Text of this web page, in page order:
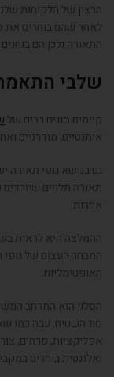
הרצון של הלקוחות
לאחר שהם בוחרים את
התאורה ולכן הם
שלבי
קיימים סוגים רבים של
אותנטיים, מודרניים
גם בנושא גופי תאורה
תאורה תלויים
אחרות.
ההמלצה היא לראות
המבחר העצום של
האופטימליות.
הסלון הוא המרחב
סוג השטיח, עבה כמו
אפליקציות, פרחים,
ואלגנטית בוחרים